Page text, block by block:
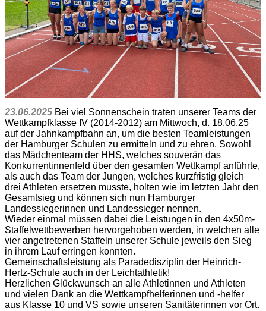
23.06.2025 Bei viel Sonnenschein traten unserer Teams der
Wettkampfklasse IV (2014-2012) am Mittwoch, d. 18.06.25
auf der Jahnkampfbahn an, um die besten Teamleistungen
der Hamburger Schulen zu ermitteln und zu ehren. Sowohl
das Mädchenteam der HHS, welches souverän das
Konkurrentinnenfeld über den gesamten Wettkampf anführte,
als auch das Team der Jungen, welches kurzfristig gleich
drei Athleten ersetzen musste, holten wie im letzten Jahr den
Gesamtsieg und können sich nun Hamburger
Landessiegerinnen und Landessieger nennen.
Wieder einmal müssen dabei die Leistungen in den 4x50m-
Staffelwettbewerben hervorgehoben werden, in welchen alle
vier angetretenen Staffeln unserer Schule jeweils den Sieg
in ihrem Lauf erringen konnten.
Gemeinschaftsleistung als Paradedisziplin der Heinrich-
Hertz-Schule auch in der Leichtathletik!
Herzlichen Glückwunsch an alle Athletinnen und Athleten
und vielen Dank an die Wettkampfhelferinnen und -helfer
aus Klasse 10 und VS sowie unseren Sanitäterinnen vor Ort.